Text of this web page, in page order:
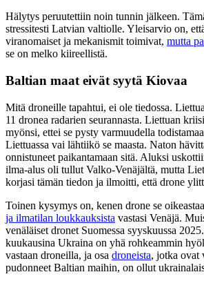
Hälytys peruutettiin noin tunnin jälkeen.
stressitesti Latvian valtiolle. Yleisarvio on,
viranomaiset ja mekanismit toimivat, mutta
se on melko kiireellistä.
Baltian maat eivät syytä Kiovaa
Mitä droneille tapahtui, ei ole tiedossa.
11 dronea radarien seurannasta. Liettuan
myönsi, ettei se pysty varmuudella
Liettuassa vai lähtiikö se maasta. Naton
onnistuneet paikantamaan sitä. Aluksi
ilma-alus oli tullut Valko-Venäjältä, mutta
korjasi tämän tiedon ja ilmoitti, että drone
Toinen kysymys on, kenen drone se
ja ilmatilan loukkauksista vastasi Venäjä.
venäläiset dronet Suomessa syyskuussa
kuukausina Ukraina on yhä rohkeammin
vastaan droneilla, ja osa droneista, jotka ovat
pudonneet Baltian maihin, on ollut